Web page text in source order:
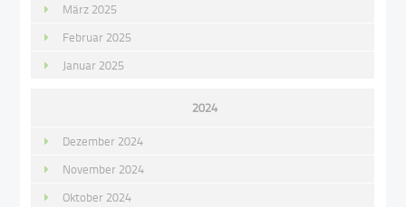
März 2025
Februar 2025
Januar 2025
2024
Dezember 2024
November 2024
Oktober 2024